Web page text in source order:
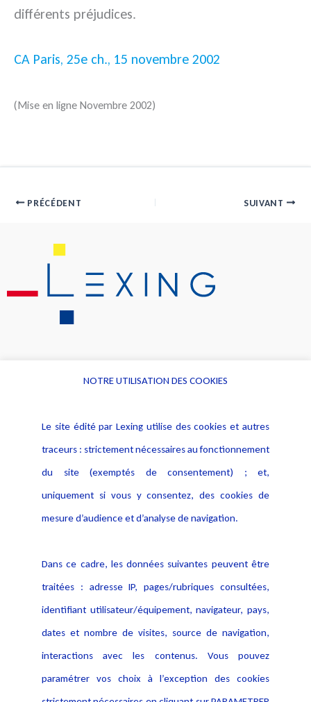
différents préjudices.
CA Paris, 25e ch., 15 novembre 2002
(Mise en ligne Novembre 2002)
PRÉCÉDENT SUIVANT
Alerte professionnelle
Déclaration d'accessibilité
Notice Légale
Politique de protection des
données
Publications
NOTRE UTILISATION DES COOKIES
Le site édité par Lexing utilise des cookies et autres
traceurs : strictement nécessaires au fonctionnement
du site (exemptés de consentement) ; et,
uniquement si vous y consentez, des cookies de
mesure d’audience et d’analyse de navigation.
Dans ce cadre, les données suivantes peuvent être
traitées : adresse IP, pages/rubriques consultées,
identifiant utilisateur/équipement, navigateur, pays,
dates et nombre de visites, source de navigation,
interactions avec les contenus. Vous pouvez
paramétrer vos choix à l’exception des cookies